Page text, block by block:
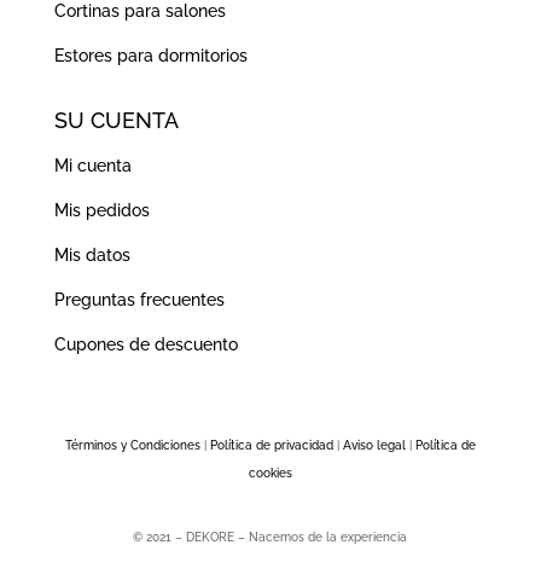
Cortinas para salones
Estores para dormitorios
SU CUENTA
Mi cuenta
Mis pedidos
Mis datos
Preguntas frecuentes
Cupones de descuento
Términos y Condiciones| Política de privacidad| Aviso legal| Política de
cookies
© 2021 – DEKORE – Nacemos de la experiencia